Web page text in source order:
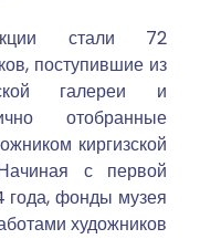
стали 72
поступившие из
галереи и
отобранные
киргизской
с первой
года, фонды музея
художников